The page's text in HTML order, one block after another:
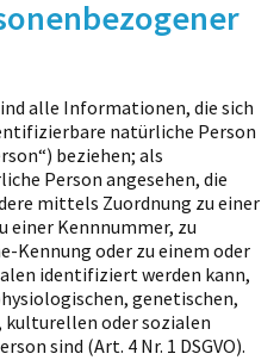
alle Informationen, die sich
natürliche Person
beziehen; als
Person angesehen, die
mittels Zuordnung zu einer
einer Kennnummer, zu
Kennung oder zu einem oder
identifiziert werden kann,
genetischen,
kulturellen oder sozialen
sind (Art. 4 Nr. 1 DSGVO).